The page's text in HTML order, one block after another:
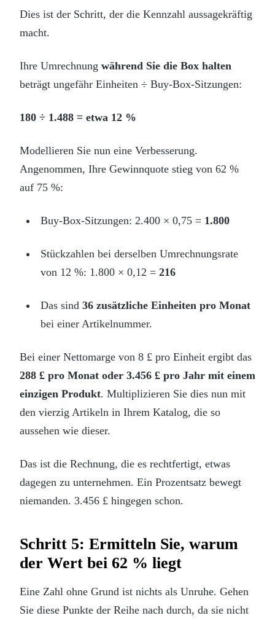
Dies ist der Schritt, der die Kennzahl aussagekräftig
macht.
Ihre Umrechnung während Sie die Box halten
beträgt ungefähr Einheiten ÷ Buy-Box-Sitzungen:
180 ÷ 1.488 = etwa 12 %
Modellieren Sie nun eine Verbesserung.
Angenommen, Ihre Gewinnquote stieg von 62 %
auf 75 %:
Buy-Box-Sitzungen: 2.400 × 0,75 = 1.800
Stückzahlen bei derselben Umrechnungsrate
von 12 %: 1.800 × 0,12 = 216
Das sind 36 zusätzliche Einheiten pro Monat
bei einer Artikelnummer.
Bei einer Nettomarge von 8 £ pro Einheit ergibt das
288 £ pro Monat oder 3.456 £ pro Jahr mit einem
einzigen Produkt. Multiplizieren Sie dies nun mit
den vierzig Artikeln in Ihrem Katalog, die so
aussehen wie dieser.
Das ist die Rechnung, die es rechtfertigt, etwas
dagegen zu unternehmen. Ein Prozentsatz bewegt
niemanden. 3.456 £ hingegen schon.
Schritt 5: Ermitteln Sie, warum
der Wert bei 62 % liegt
Eine Zahl ohne Grund ist nichts als Unruhe. Gehen
Sie diese Punkte der Reihe nach durch, da sie nicht